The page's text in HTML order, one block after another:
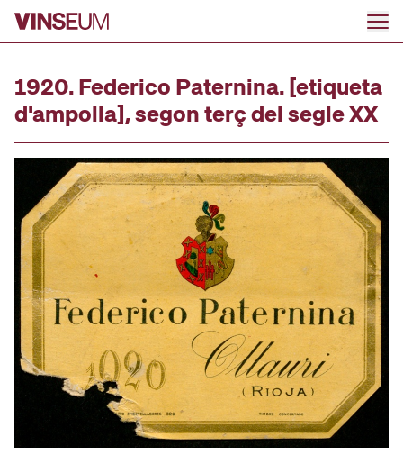
Anar al contingut
1920. Federico Paternina. [etiqueta
d'ampolla], segon terç del segle XX